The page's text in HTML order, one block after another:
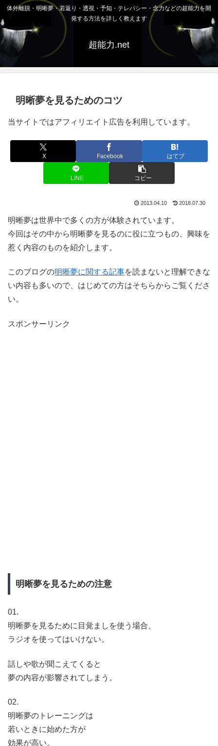
体外離脱・明晰夢・若返り・透視・予知・テレパシー・念力などの超能力を開
発する方法を詳しく教えます
超能力.net
明晰夢を見るためのコツ
当サイトではアフィリエイト広告を利用しています。
X Facebook はてブ
LINE コピー
2013.04.10 2018.07.30
明晰夢は世界中で多くの方が体験されています。
今回はその中から明晰夢を見るのに役に立つもの、興味を
惹く内容のものを紹介します。
このブログの明晰夢に関する記事を読まないと理解できな
い内容も多いので、はじめての方はそちらからご覧くださ
い。
スポンサーリンク
明晰夢を見るための注意
01.
明晰夢を見るために目覚ましを使う場合、
ラジオを使ってはいけない。
話しや歌が聞こえてくると
夢の内容が影響されてしまう。
02.
明晰夢のトレーニングは
若いときに始めた方が
効果が高い。